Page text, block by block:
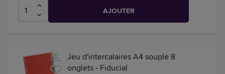
AJOUTER
Jeu d'intercalaires A4 souple 8
onglets - Fiducial